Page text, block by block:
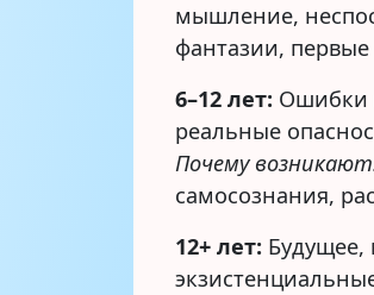
мышление,
фантазии,
6–12 лет: Ошибки
реальные
Почему
самосознания,
12+ лет: